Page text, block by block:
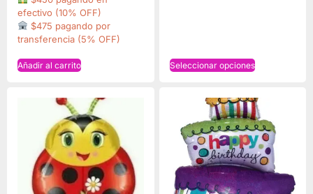
efectivo (10% OFF)
$475 pagando por
transferencia (5% OFF)
Añadir al carrito Seleccionar opciones